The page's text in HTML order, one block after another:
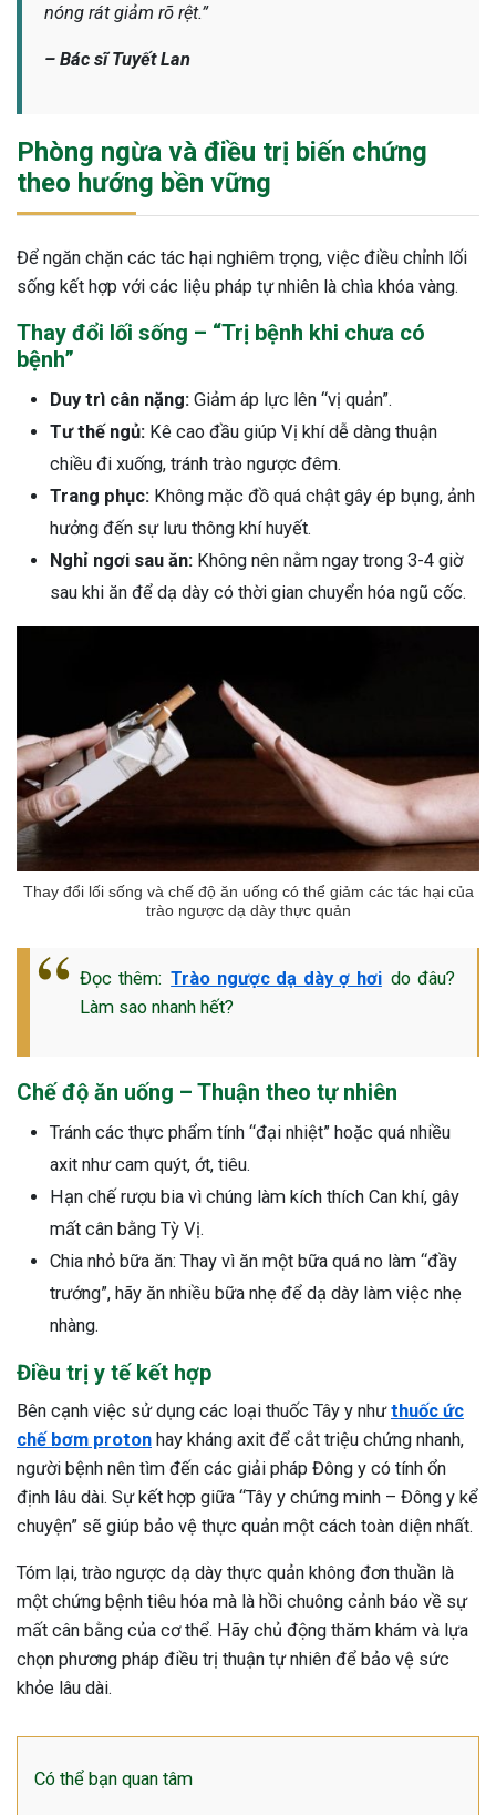
nóng rát giảm rõ rệt.”
– Bác sĩ Tuyết Lan
Phòng ngừa và điều trị biến chứng
theo hướng bền vững
Để ngăn chặn các tác hại nghiêm trọng, việc điều chỉnh lối
sống kết hợp với các liệu pháp tự nhiên là chìa khóa vàng.
Thay đổi lối sống – “Trị bệnh khi chưa có
bệnh”
Duy trì cân nặng: Giảm áp lực lên “vị quản”.
Tư thế ngủ: Kê cao đầu giúp Vị khí dễ dàng thuận
chiều đi xuống, tránh trào ngược đêm.
Trang phục: Không mặc đồ quá chật gây ép bụng, ảnh
hưởng đến sự lưu thông khí huyết.
Nghỉ ngơi sau ăn: Không nên nằm ngay trong 3-4 giờ
sau khi ăn để dạ dày có thời gian chuyển hóa ngũ cốc.
Thay đổi lối sống và chế độ ăn uống có thể giảm các tác hại của
trào ngược dạ dày thực quản
Đọc thêm: Trào ngược dạ dày ợ hơi do đâu?
Làm sao nhanh hết?
Chế độ ăn uống – Thuận theo tự nhiên
Tránh các thực phẩm tính “đại nhiệt” hoặc quá nhiều
axit như cam quýt, ớt, tiêu.
Hạn chế rượu bia vì chúng làm kích thích Can khí, gây
mất cân bằng Tỳ Vị.
Chia nhỏ bữa ăn: Thay vì ăn một bữa quá no làm “đầy
trướng”, hãy ăn nhiều bữa nhẹ để dạ dày làm việc nhẹ
nhàng.
Điều trị y tế kết hợp
Bên cạnh việc sử dụng các loại thuốc Tây y nhưthuốc ức
chế bơm proton hay kháng axit để cắt triệu chứng nhanh,
người bệnh nên tìm đến các giải pháp Đông y có tính ổn
định lâu dài. Sự kết hợp giữa “Tây y chứng minh – Đông y kể
chuyện” sẽ giúp bảo vệ thực quản một cách toàn diện nhất.
Tóm lại, trào ngược dạ dày thực quản không đơn thuần là
một chứng bệnh tiêu hóa mà là hồi chuông cảnh báo về sự
mất cân bằng của cơ thể. Hãy chủ động thăm khám và lựa
chọn phương pháp điều trị thuận tự nhiên để bảo vệ sức
khỏe lâu dài.
Có thể bạn quan tâm